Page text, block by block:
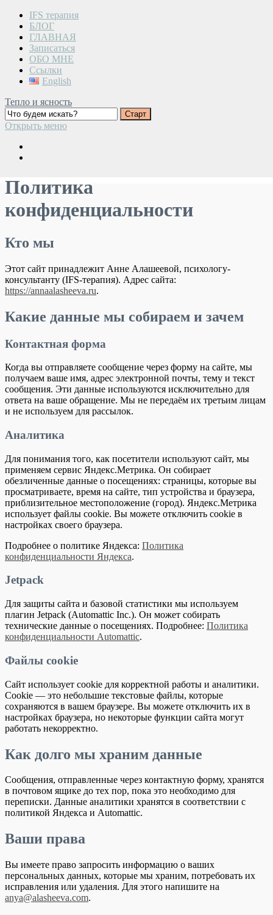
IFS терапия
БЛОГ
ГЛАВНАЯ
Записаться
ОБО МНЕ
Ссылки
English
Тепло и ясность
Открыть меню
Политика
конфиденциальности
Кто мы
Этот сайт принадлежит Анне Алашеевой, психологу-
консультанту (IFS-терапия). Адрес сайта:
https://annaalasheeva.ru.
Какие данные мы собираем и зачем
Контактная форма
Когда вы отправляете сообщение через форму на сайте, мы
получаем ваше имя, адрес электронной почты, тему и текст
сообщения. Эти данные используются исключительно для
ответа на ваше обращение. Мы не передаём их третьим лицам
и не используем для рассылок.
Аналитика
Для понимания того, как посетители используют сайт, мы
применяем сервис Яндекс.Метрика. Он собирает
обезличенные данные о посещениях: страницы, которые вы
просматриваете, время на сайте, тип устройства и браузера,
приблизительное местоположение (город). Яндекс.Метрика
использует файлы cookie. Вы можете отключить cookie в
настройках своего браузера.
Подробнее о политике Яндекса: Политика
конфиденциальности Яндекса.
Jetpack
Для защиты сайта и базовой статистики мы используем
плагин Jetpack (Automattic Inc.). Он может собирать
технические данные о посещениях. Подробнее: Политика
конфиденциальности Automattic.
Файлы cookie
Сайт использует cookie для корректной работы и аналитики.
Cookie — это небольшие текстовые файлы, которые
сохраняются в вашем браузере. Вы можете отключить их в
настройках браузера, но некоторые функции сайта могут
работать некорректно.
Как долго мы храним данные
Сообщения, отправленные через контактную форму, хранятся
в почтовом ящике до тех пор, пока это необходимо для
переписки. Данные аналитики хранятся в соответствии с
политикой Яндекса и Automattic.
Ваши права
Вы имеете право запросить информацию о ваших
персональных данных, которые мы храним, потребовать их
исправления или удаления. Для этого напишите на
anya@alasheeva.com.